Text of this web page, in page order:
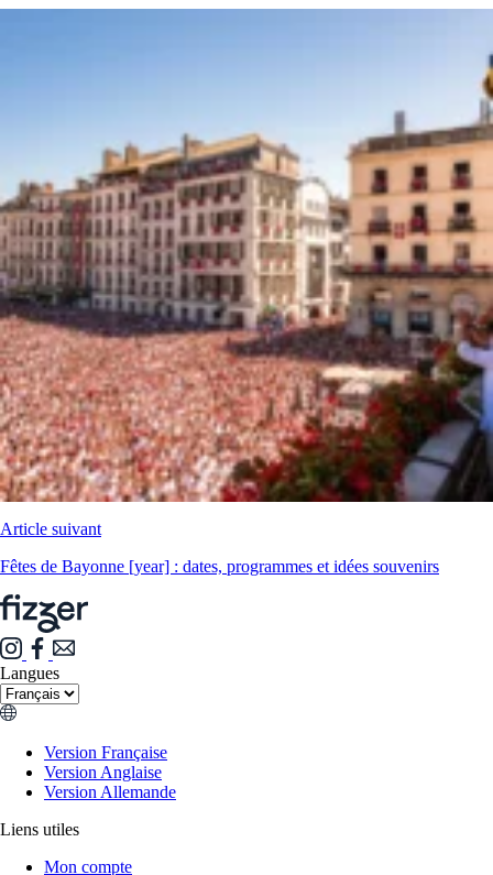
Article suivant
Fêtes de Bayonne [year] : dates, programmes et idées souvenirs
Langues
Version Française
Version Anglaise
Version Allemande
Liens utiles
Mon compte